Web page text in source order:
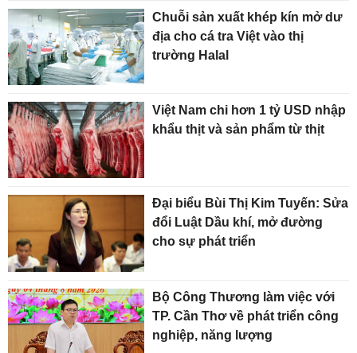
Chuỗi sản xuất khép kín mở dư
địa cho cá tra Việt vào thị
trường Halal
Việt Nam chi hơn 1 tỷ USD nhập
khẩu thịt và sản phẩm từ thịt
Đại biểu Bùi Thị Kim Tuyến: Sửa
đổi Luật Dầu khí, mở đường
cho sự phát triển
Bộ Công Thương làm việc với
TP. Cần Thơ về phát triển công
nghiệp, năng lượng